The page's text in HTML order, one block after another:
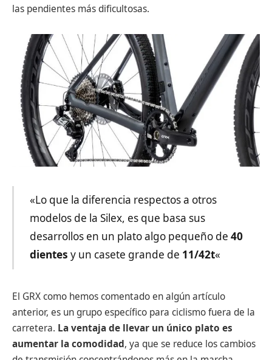
las pendientes más dificultosas.
«Lo que la diferencia respectos a otros
modelos de la Silex, es que basa sus
desarrollos en un plato algo pequeño de 40
dientes y un casete grande de 11/42t«
El GRX como hemos comentado en algún artículo
anterior, es un grupo específico para ciclismo fuera de la
carretera. La ventaja de llevar un único plato es
aumentar la comodidad, ya que se reduce los cambios